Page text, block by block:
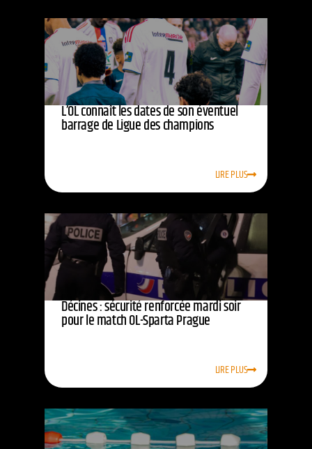
L’OL connaît les dates de son éventuel
barrage de Ligue des champions
LIRE PLUS
Décines : sécurité renforcée mardi soir
pour le match OL-Sparta Prague
LIRE PLUS